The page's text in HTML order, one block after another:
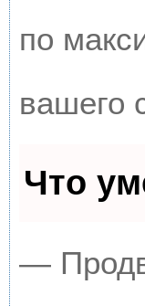
по
вашего
Что
—